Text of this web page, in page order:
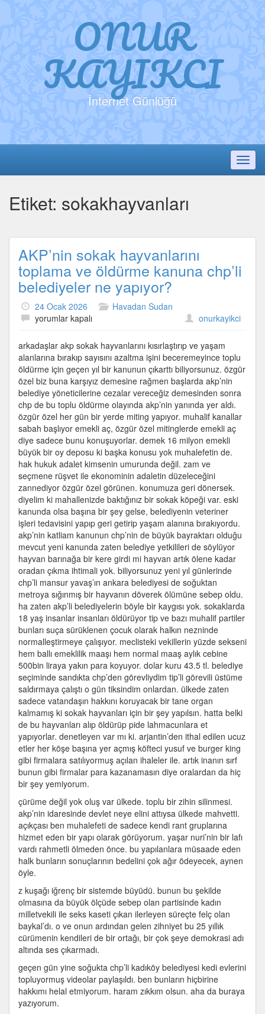
ONUR
KAYIKCI
İnternet Günlüğü
Etiket: sokakhayvanları
AKP’nin sokak hayvanlarını
toplama ve öldürme kanuna chp’li
belediyeler ne yapıyor?
24 Ocak 2026
Havadan Sudan
AKP’nin
hayvanlarını
toplama
ve
öldürme
kanuna
chp’li
belediyeler
ne
yapıyor?
için
yorumlar kapalı onurkayikci
arkadaşlar akp sokak hayvanlarını kısırlaştırıp ve yaşam
alanlarına bırakıp sayısını azaltma işini beceremeyince toplu
öldürme için geçen yıl bir kanunun çıkarttı biliyorsunuz. özgür
özel biz buna karşıyız demesine rağmen başlarda akp’nin
belediye yöneticilerine cezalar vereceğiz demesinden sonra
chp de bu toplu öldürme olayında akp’nin yanında yer aldı.
özgür özel her gün bir yerde miting yapıyor. muhalif kanallar
sabah başlıyor emekli aç, özgür özel mitinglerde emekli aç
diye sadece bunu konuşuyorlar. demek 16 milyon emekli
büyük bir oy deposu ki başka konusu yok muhalefetin de.
hak hukuk adalet kimsenin umurunda değil. zam ve
seçmene rüşvet ile ekonominin adaletin düzeleceğini
zannediyor özgür özel görünen. konumuza geri dönersek.
diyelim ki mahallenizde baktığınız bir sokak köpeği var. eski
kanunda olsa başına bir şey gelse, belediyenin veteriner
işleri tedavisini yapıp geri getirip yaşam alanına bırakıyordu.
akp’nin katliam kanunun chp’nin de büyük bayraktarı olduğu
mevcut yeni kanunda zaten belediye yetkilileri de söylüyor
hayvan barınağa bir kere girdi mi hayvan artık ölene kadar
oradan çıkma ihtimali yok. biliyorsunuz yeni yıl günlerinde
chp’li mansur yavaş’ın ankara belediyesi de soğuktan
metroya sığınmış bir hayvanın döverek ölümüne sebep oldu.
ha zaten akp’li belediyelerin böyle bir kaygısı yok. sokaklarda
18 yaş insanlar insanları öldürüyor tip ve bazı muhalif partiler
bunları suça sürüklenen çocuk olarak halkın nezninde
normalleştirmeye çalışıyor. meclisteki vekillerin yüzde sekseni
hem ballı emeklilik maaşı hem normal maaş aylık cebine
500bin liraya yakın para koyuyor. dolar kuru 43.5 tl. belediye
seçiminde sandıkta chp’den görevliydim tip’li görevili üstüme
saldırmaya çalıştı o gün tiksindim onlardan. ülkede zaten
sadece vatandaşın hakkını koruyacak bir tane organ
kalmamış ki sokak hayvanları için bir şey yapılsın. hatta belki
de bu hayvanları alıp öldürüp pide lahmacunlara et
yapıyorlar. denetleyen var mı ki. arjantin’den ithal edilen ucuz
etler her köşe başına yer açmış köfteci yusuf ve burger king
gibi firmalara satılıyormuş açılan ihaleler ile. artık inanın sırf
bunun gibi firmalar para kazanamasın diye oralardan da hiç
bir şey yemiyorum.
çürüme değil yok oluş var ülkede. toplu bir zihin silinmesi.
akp’nin idaresinde devlet neye elini attıysa ülkede mahvetti.
açıkçası ben muhalefeti de sadece kendi rant gruplarına
hizmet eden bir yapı olarak görüyorum. yaşar nuri’nin bir lafı
vardı rahmetli ölmeden önce. bu yapılanlara müsaade eden
halk bunların sonuçlarının bedelini çok ağır ödeyecek, aynen
öyle.
z kuşağı iğrenç bir sistemde büyüdü. bunun bu şekilde
olmasına da büyük ölçüde sebep olan partisinde kadın
milletvekili ile seks kaseti çıkan ilerleyen süreçte felç olan
baykal’dı. o ve onun ardından gelen zihniyet bu 25 yıllık
cürümenin kendileri de bir ortağı, bir çok şeye demokrasi adı
altında ses çıkarmadı.
geçen gün yine soğukta chp’li kadıköy belediyesi kedi evlerini
topluyormuş videolar paylaşıldı. ben bunların hiçbirine
hakkımı helal etmiyorum. haram zıkkım olsun. aha da buraya
yazıyorum.